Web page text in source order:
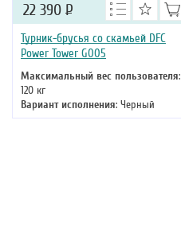
Турник-брусья со скамьей DFC
Power Tower G005
Максимальный вес пользователя:
120 кг
Вариант исполнения: Черный
22 390 Р